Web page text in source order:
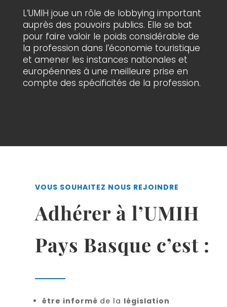
L’UMIH joue un rôle de lobbying important
auprès des pouvoirs publics. Elle se bat
pour faire valoir le poids considérable de
la profession dans l’économie touristique
et amener les instances nationales et
européennes à une meilleure prise en
compte des spécificités de la profession.
VOUS SOUHAITEZ NOUS REJOINDRE
Adhérer à l’UMIH
Pays Basque c’est :
être informé de la législation